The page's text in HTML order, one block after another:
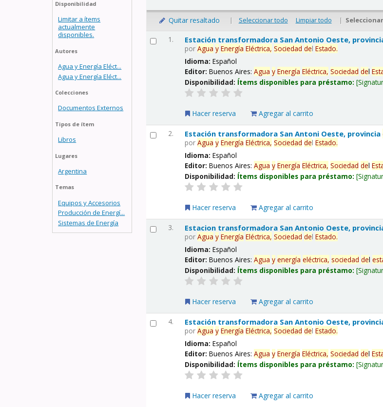
Disponibilidad
Limitar a ítems
actualmente
disponibles.
Autores
Agua y Energía Eléct...
Agua y Energía Eléct...
Colecciones
Documentos Externos
Tipos de ítem
Libros
Lugares
Argentina
Temas
Equipos y Accesorios
Producción de Energí...
Sistemas de Energía
Quitar resaltado | Seleccionar todo Limpiar todo |
1. Estación transformadora San Antonio Oeste,
porAgua y Energía Eléctrica, Sociedad delEstado.
Idioma:Español
Editor:Buenos Aires:Agua y Energía Eléctrica, Sociedad del
Disponibilidad: Ítems disponibles para préstamo:
Hacer reserva Agregar al carrito
2. Estación transformadora San Antoni Oeste, provincia
porAgua y Energía Eléctrica, Sociedad delEstado.
Idioma:Español
Editor:Buenos Aires:Agua y Energía Eléctrica, Sociedad del
Disponibilidad: Ítems disponibles para préstamo:
Hacer reserva Agregar al carrito
3. Estacion transformadora San Antonio Oeste,
porAgua y Energía Eléctrica, Sociedad delEstado.
Idioma:Español
Editor:Buenos Aires:Agua y energía eléctrica, sociedad del
Disponibilidad: Ítems disponibles para préstamo:
Hacer reserva Agregar al carrito
4. Estación transformadora San Antonio Oeste,
porAgua y Energía Eléctrica, Sociedad delEstado.
Idioma:Español
Editor:Buenos Aires:Agua y Energía Eléctrica, Sociedad del
Disponibilidad: Ítems disponibles para préstamo:
Hacer reserva Agregar al carrito